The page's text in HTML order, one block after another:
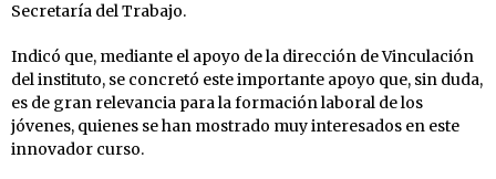
Secretaría del Trabajo.
Indicó que, mediante el apoyo de la dirección de Vinculación
del instituto, se concretó este importante apoyo que, sin duda,
es de gran relevancia para la formación laboral de los
jóvenes, quienes se han mostrado muy interesados en este
innovador curso.